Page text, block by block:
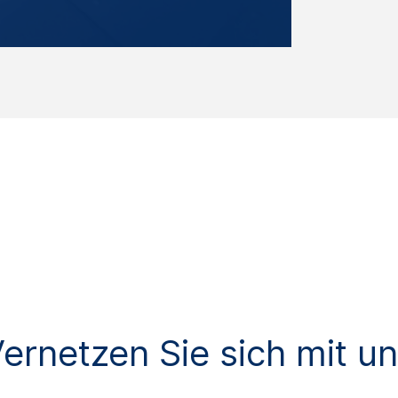
Sie sich mit